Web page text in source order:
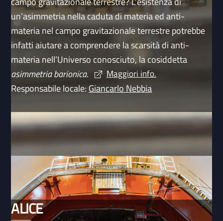
un’asimmetria nella caduta di materia ed anti-
materia nel campo gravitazionale terrestre potrebbe
infatti aiutare a comprendere la scarsità di anti-
materia nell’Universo conosciuto, la cosiddetta
asimmetria barionica. Maggiori info.
Responsabile locale:Giancarlo Nebbia
ALICE